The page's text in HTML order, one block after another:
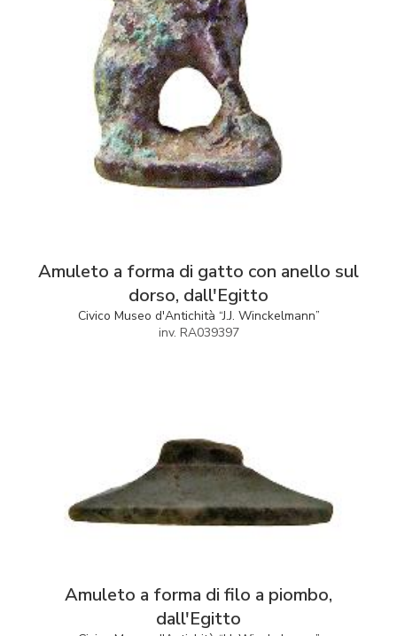
Amuleto a forma di gatto con anello sul
dorso, dall'Egitto
Civico Museo d'Antichità “J.J. Winckelmann”
inv. RA039397
Amuleto a forma di filo a piombo,
dall'Egitto